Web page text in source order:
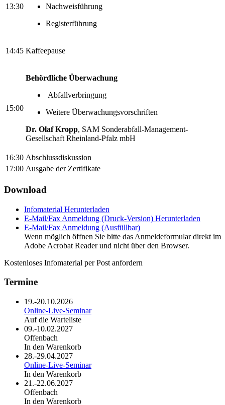
13:30
Nachweisführung
Registerführung
14:45 Kaffeepause
15:00
Behördliche Überwachung
Abfallverbringung
Weitere Überwachungsvorschriften
Dr. Olaf Kropp, SAM Sonderabfall-Management-
Gesellschaft Rheinland-Pfalz mbH
16:30 Abschlussdiskussion
17:00 Ausgabe der Zertifikate
Download
Infomaterial Herunterladen
E-Mail/Fax Anmeldung (Druck-Version) Herunterladen
E-Mail/Fax Anmeldung (Ausfüllbar)
Wenn möglich öffnen Sie bitte das Anmeldeformular direkt im
Adobe Acrobat Reader und nicht über den Browser.
Kostenloses Infomaterial per Post anfordern
Termine
19.-20.10.2026
Online-Live-Seminar
Auf die Warteliste
09.-10.02.2027
Offenbach
In den Warenkorb
28.-29.04.2027
Online-Live-Seminar
In den Warenkorb
21.-22.06.2027
Offenbach
In den Warenkorb